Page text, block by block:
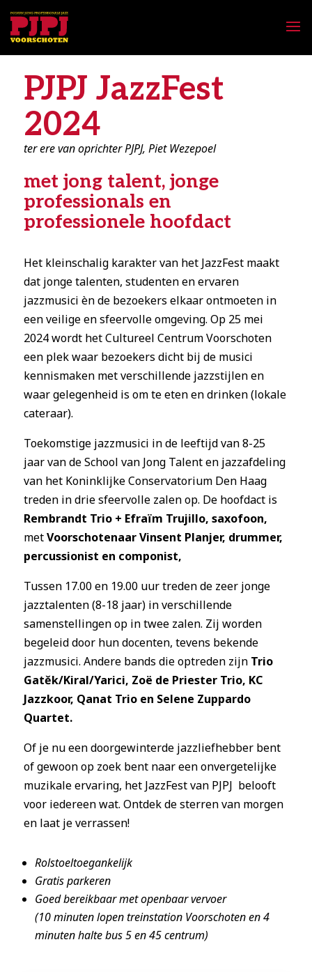
PJPJ JazzFest
2024
ter ere van oprichter PJPJ, Piet Wezepoel
met jong talent, jonge
professionals en
professionele hoofdact
Het kleinschalig karakter van het JazzFest maakt
dat jonge talenten, studenten en ervaren
jazzmusici èn de bezoekers elkaar ontmoeten in
een veilige en sfeervolle omgeving. Op 25 mei
2024 wordt het Cultureel Centrum Voorschoten
een plek waar bezoekers dicht bij de musici
kennismaken met verschillende jazzstijlen en
waar gelegenheid is om te eten en drinken (lokale
cateraar).
Toekomstige jazzmusici in de leeftijd van 8-25
jaar van de School van Jong Talent en jazzafdeling
van het Koninklijke Conservatorium Den Haag
treden in drie sfeervolle zalen op. De hoofdact is
Rembrandt Trio + Efraïm Trujillo, saxofoon,
metVoorschotenaar Vinsent Planjer, drummer,
percussionist en componist,
Tussen 17.00 en 19.00 uur treden de zeer jonge
jazztalenten (8-18 jaar) in verschillende
samenstellingen op in twee zalen. Zij worden
begeleid door hun docenten, tevens bekende
jazzmusici. Andere bands die optreden zijn Trio
Gatěk/Kiral/Yarici, Zoë de Priester Trio, KC
Jazzkoor, Qanat Trio en Selene Zuppardo
Quartet.
Of je nu een doorgewinterde jazzliefhebber bent
of gewoon op zoek bent naar een onvergetelijke
muzikale ervaring, het JazzFest van PJPJ belooft
voor iedereen wat. Ontdek de sterren van morgen
en laat je verrassen!
Rolstoeltoegankelijk
Gratis parkeren
Goed bereikbaar met openbaar vervoer
(10 minuten lopen treinstation Voorschoten en 4
minuten halte bus 5 en 45 centrum)